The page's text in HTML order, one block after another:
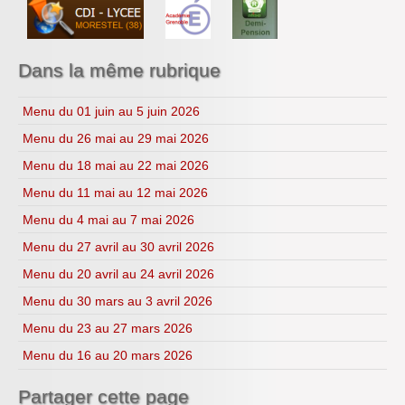
S.T.M.G.
S.N.T.
Lycéens au cinéma
CDI
Année 2021-2022
Année 2022-2023
Année 2023-2024
Année 2025-2026
Dans la même rubrique
Menu du 01 juin au 5 juin 2026
Menu du 26 mai au 29 mai 2026
Menu du 18 mai au 22 mai 2026
Menu du 11 mai au 12 mai 2026
Menu du 4 mai au 7 mai 2026
Menu du 27 avril au 30 avril 2026
Menu du 20 avril au 24 avril 2026
Menu du 30 mars au 3 avril 2026
Menu du 23 au 27 mars 2026
Menu du 16 au 20 mars 2026
Partager cette page